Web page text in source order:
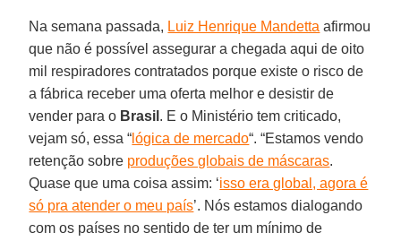
Na semana passada, Luiz Henrique Mandetta afirmou
que não é possível assegurar a chegada aqui de oito
mil respiradores contratados porque existe o risco de
a fábrica receber uma oferta melhor e desistir de
vender para o Brasil . E o Ministério tem criticado,
vejam só, essa “ lógica de mercado“. “Estamos vendo
retenção sobre produções globais de máscaras.
Quase que uma coisa assim: ‘isso era global, agora é
só pra atender o meu país’. Nós estamos dialogando
com os países no sentido de ter um mínimo de